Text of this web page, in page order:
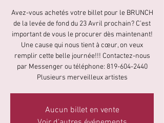
Avez-vous achetés votre billet pour le BRUNCH
de la levée de fond du 23 Avril prochain? C’est
important de vous le procurer dès maintenant!
Une cause qui nous tient à cœur, on veux
remplir cette belle journée!!! Contactez-nous
par Messenger ou téléphone: 819-604-2440
Plusieurs merveilleux artistes
Aucun billet en vente